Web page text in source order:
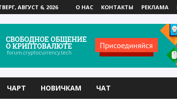
АВГУСТ 6, 2026 О НАС КОНТАКТЫ РЕКЛАМА
ЧАРТ НОВИЧКАМ ЧАТ